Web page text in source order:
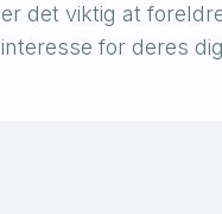
er det viktig at
interesse for deres